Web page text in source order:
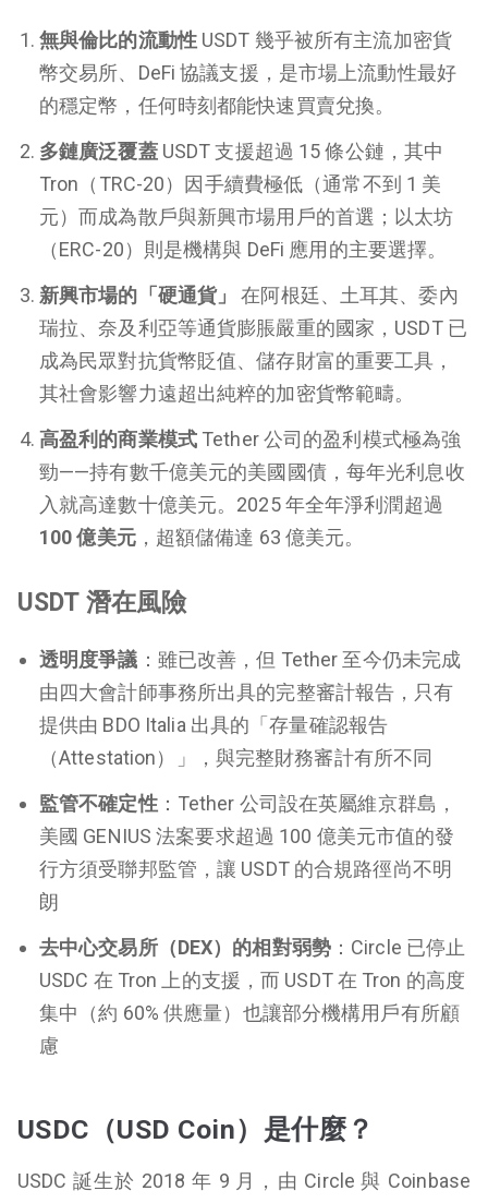
無與倫比的流動性USDT 幾乎被所有主流加密貨
幣交易所、DeFi 協議支援，是市場上流動性最好
的穩定幣，任何時刻都能快速買賣兌換。
多鏈廣泛覆蓋USDT 支援超過 15 條公鏈，其中
Tron（TRC-20）因手續費極低（通常不到 1 美
元）而成為散戶與新興市場用戶的首選；以太坊
（ERC-20）則是機構與 DeFi 應用的主要選擇。
新興市場的「硬通貨」
在阿根廷、土耳其、委內
瑞拉、奈及利亞等通貨膨脹嚴重的國家，USDT 已
成為民眾對抗貨幣貶值、儲存財富的重要工具，
其社會影響力遠超出純粹的加密貨幣範疇。
高盈利的商業模式Tether 公司的盈利模式極為強
勁——持有數千億美元的美國國債，每年光利息收
入就高達數十億美元。2025 年全年淨利潤超過
100 億美元，超額儲備達 63 億美元。
USDT 潛在風險
透明度爭議 ：雖已改善，但 Tether 至今仍未完成
由四大會計師事務所出具的完整審計報告，只有
提供由 BDO Italia 出具的「存量確認報告
（Attestation）」，與完整財務審計有所不同
監管不確定性：Tether 公司設在英屬維京群島，
美國 GENIUS 法案要求超過 100 億美元市值的發
行方須受聯邦監管，讓 USDT 的合規路徑尚不明
朗
去中心交易所（DEX）的相對弱勢：Circle 已停止
USDC 在 Tron 上的支援，而 USDT 在 Tron 的高度
集中（約 60% 供應量）也讓部分機構用戶有所顧
慮
USDC（USD Coin）是什麼？
USDC 誕生於 2018 年 9 月，由 Circle 與 Coinbase